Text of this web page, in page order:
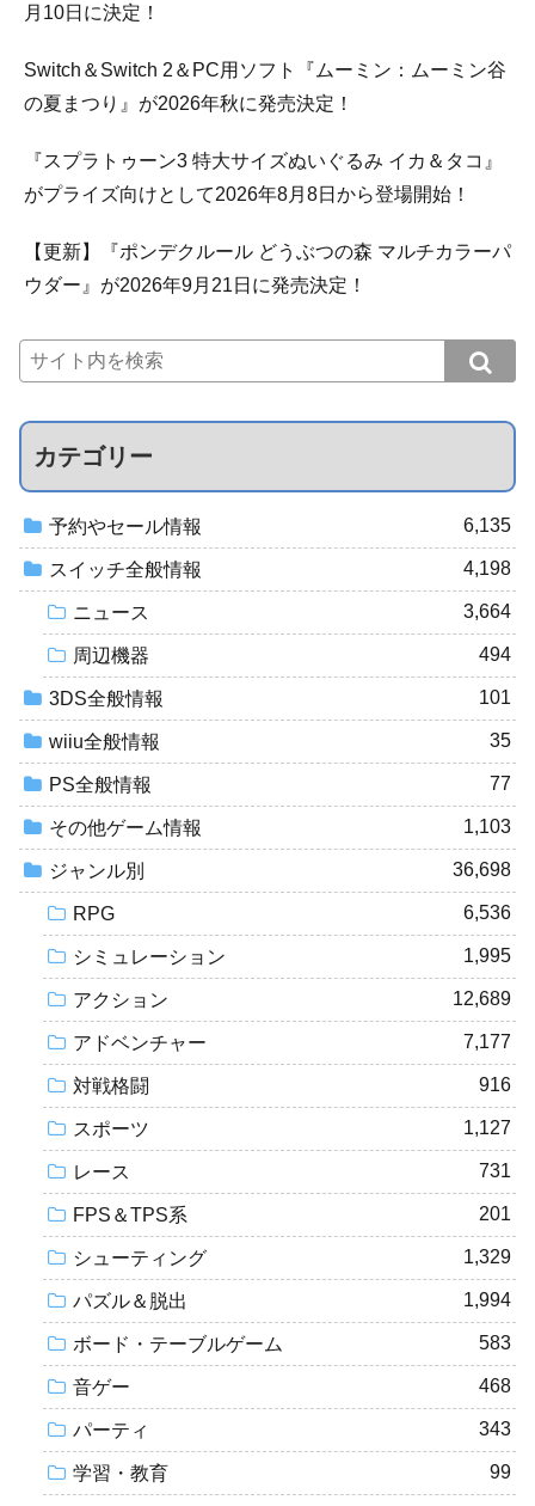
月10日に決定！
Switch＆Switch 2＆PC用ソフト『ムーミン：ムーミン谷
の夏まつり』が2026年秋に発売決定！
『スプラトゥーン3 特大サイズぬいぐるみ イカ＆タコ』
がプライズ向けとして2026年8月8日から登場開始！
【更新】『ポンデクルール どうぶつの森 マルチカラーパ
ウダー』が2026年9月21日に発売決定！
カテゴリー
予約やセール情報 6,135
スイッチ全般情報 4,198
ニュース 3,664
周辺機器 494
3DS全般情報 101
wiiu全般情報 35
PS全般情報 77
その他ゲーム情報 1,103
ジャンル別 36,698
RPG 6,536
シミュレーション 1,995
アクション 12,689
アドベンチャー 7,177
対戦格闘 916
スポーツ 1,127
レース 731
FPS＆TPS系 201
シューティング 1,329
パズル＆脱出 1,994
ボード・テーブルゲーム 583
音ゲー 468
パーティ 343
学習・教育 99